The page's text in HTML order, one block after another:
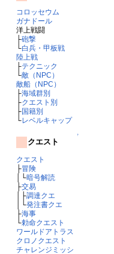
コロッセウム
ガナドール
洋上戦闘
├砲撃
└白兵・甲板戦
陸上戦
├テクニック
└敵（NPC）
敵船（NPC）
├海域群別
├クエスト別
├国籍別
└レベルキャップ
↑
クエスト
クエスト
├冒険
│└暗号解読
├交易
│├調達クエ
│└発注書クエ
├海事
└勅命クエスト
ワールドアトラス
クロノクエスト
チャレンジミッシ